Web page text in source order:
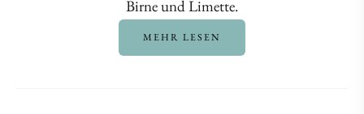
Birne und Limette.
MEHR LESEN